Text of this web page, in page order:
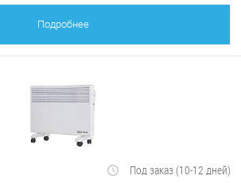
Подробнее
Под заказ (10-12 дней)